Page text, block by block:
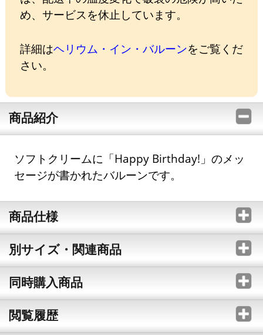
め、サービスを休止しています。
詳細はヘリウム・イン・バルーンをご覧くだ
さい。
商品紹介
ソフトクリームに「Happy Birthday!」のメッ
セージが書かれたバルーンです。
商品仕様
別サイズ・関連商品
同時購入商品
閲覧履歴